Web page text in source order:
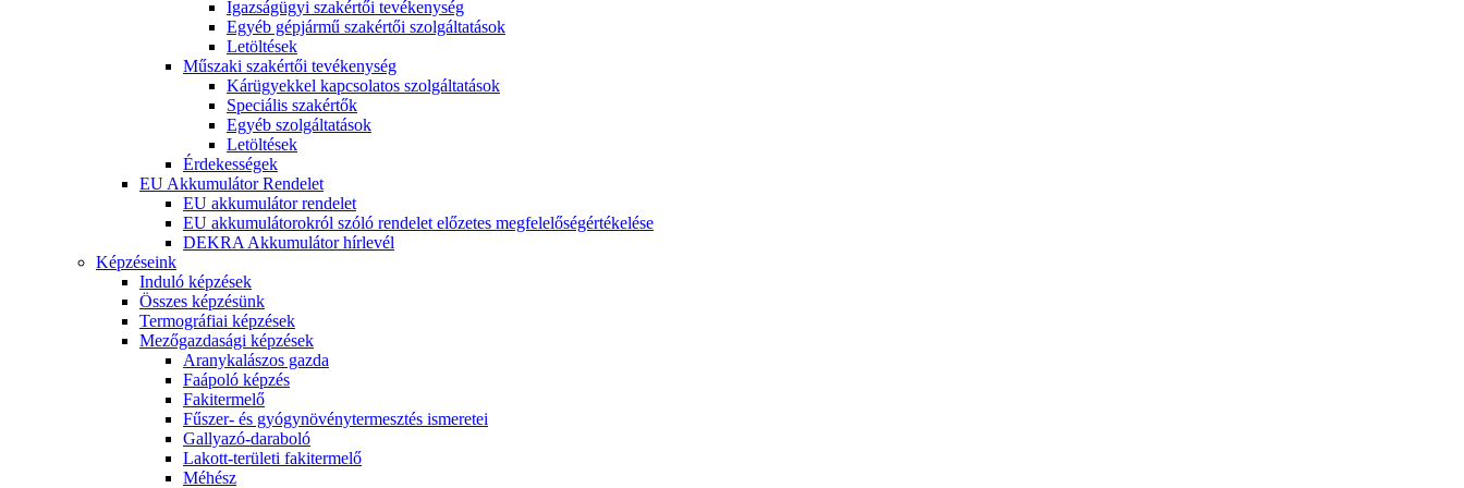
Igazságügyi szakértői tevékenység
Egyéb gépjármű szakértői szolgáltatások
Letöltések
Műszaki szakértői tevékenység
Kárügyekkel kapcsolatos szolgáltatások
Speciális szakértők
Egyéb szolgáltatások
Letöltések
Érdekességek
EU Akkumulátor Rendelet
EU akkumulátor rendelet
EU akkumulátorokról szóló rendelet előzetes megfelelőségértékelése
DEKRA Akkumulátor hírlevél
Képzéseink
Induló képzések
Összes képzésünk
Termográfiai képzések
Mezőgazdasági képzések
Aranykalászos gazda
Faápoló képzés
Fakitermelő
Fűszer- és gyógynövénytermesztés ismeretei
Gallyazó-daraboló
Lakott-területi fakitermelő
Méhész